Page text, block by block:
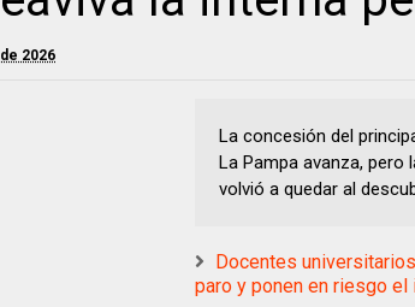
2026
La concesión del
La Pampa avanza, pero
volvió a quedar al
Docentes
paro y ponen en riesgo